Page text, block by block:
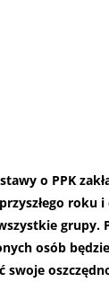
o PPK
roku i
grupy.
osób
swoje